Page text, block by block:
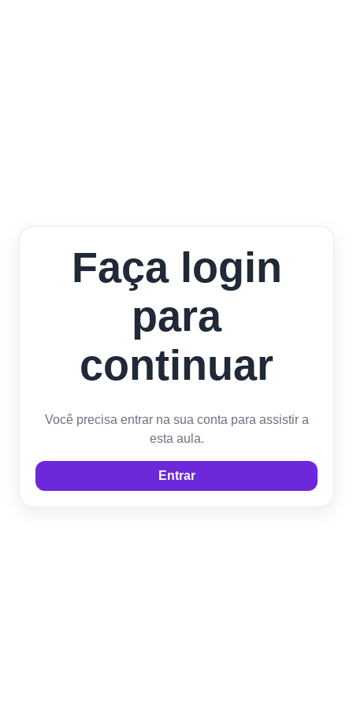
Faça login
para
continuar
Você precisa entrar na sua conta para assistir a
esta aula.
Entrar